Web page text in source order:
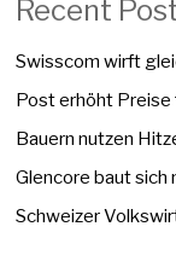
Recent
Swisscom wirft
Post erhöht
Bauern nutzen
Glencore baut sich
Schweizer